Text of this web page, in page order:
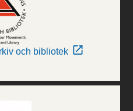
och bibliotek